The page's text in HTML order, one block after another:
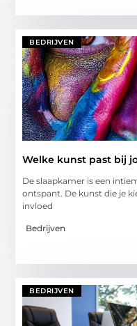
BEDRIJVEN
Welke kunst past bij
De slaapkamer is een
ontspant. De kunst die je
invloed
Bedrijven
BEDRIJVEN